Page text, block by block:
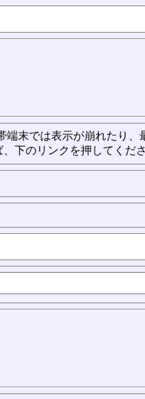
末では表示が崩れたり
下のリンクを押してくだ